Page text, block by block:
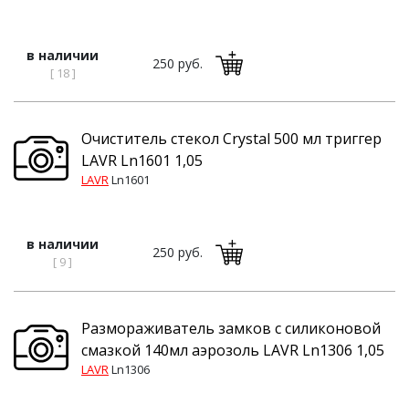
в наличии
[ 18 ]
250 руб.
Очиститель стекол Crystal 500 мл триггер
LAVR Ln1601 1,05
LAVRLn1601
в наличии
[ 9 ]
250 руб.
Размораживатель замков с силиконовой
смазкой 140мл аэрозоль LAVR Ln1306 1,05
LAVR Ln1306